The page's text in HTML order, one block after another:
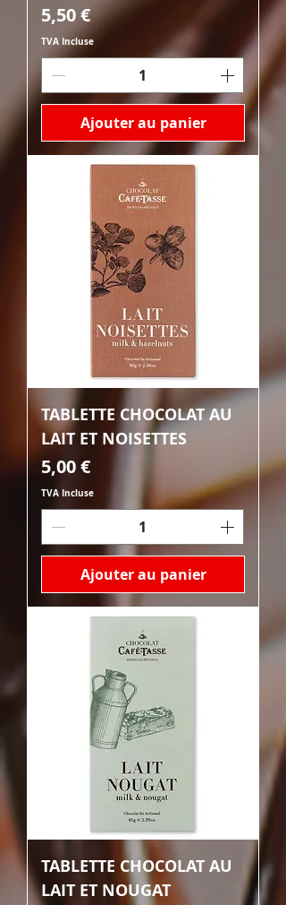
Prix
5,50 €
TVA Incluse
Ajouter au panier
TABLETTE CHOCOLAT AU
LAIT ET NOISETTES
Prix
5,00 €
TVA Incluse
Ajouter au panier
TABLETTE CHOCOLAT AU
LAIT ET NOUGAT